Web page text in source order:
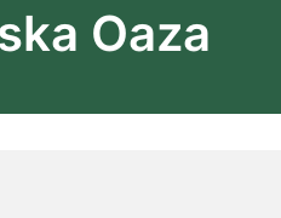
Oaza